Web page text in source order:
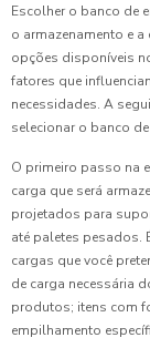
Escolher o banco de
o armazenamento e
opções disponíveis
fatores que
necessidades. A
selecionar o banco
O primeiro passo na
carga que será
projetados para
até paletes pesados.
cargas que você
de carga necessária
produtos; itens com
empilhamento